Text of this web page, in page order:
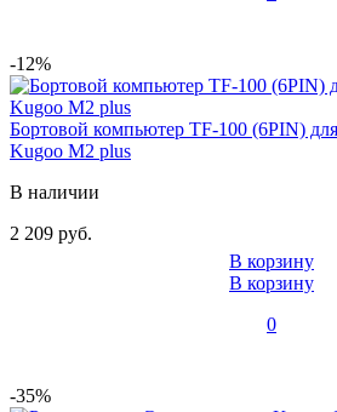
-12%
Бортовой компьютер TF-100 (6PIN) для
Kugoo M2 plus
В наличии
2 209 руб.
В корзину
В корзину
0
-35%